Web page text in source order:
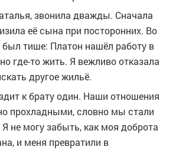
звонила дважды. Сначала
её сына при посторонних. Во
был тише: Платон нашёл работу в
где-то жить. Я вежливо отказала
другое жильё.
к брату один. Наши отношения
прохладными, словно мы стали
не могу забыть, как моя доброта
и меня превратили в